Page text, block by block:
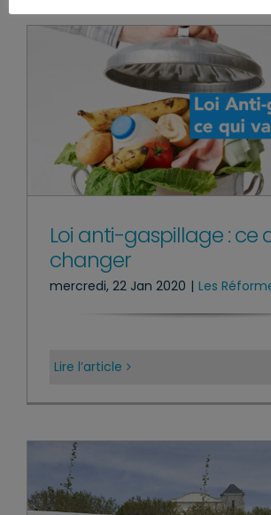
Loi anti-gaspillage : ce
changer
mercredi, 22 Jan 2020 | Les
Lire l’article